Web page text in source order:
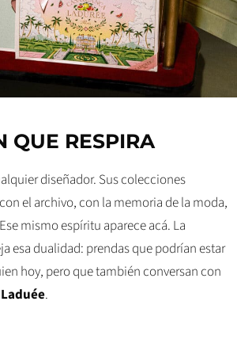
QUE RESPIRA
diseñador. Sus colecciones
el archivo, con la memoria de la moda,
mismo espíritu aparece acá. La
esa dualidad: prendas que podrían estar
hoy, pero que también conversan con
Laduée.